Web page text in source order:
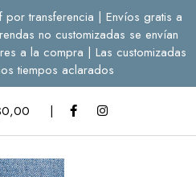
transferencia | Envíos gratis a
no customizadas se envían
a la compra | Las customizadas
tiempos aclarados